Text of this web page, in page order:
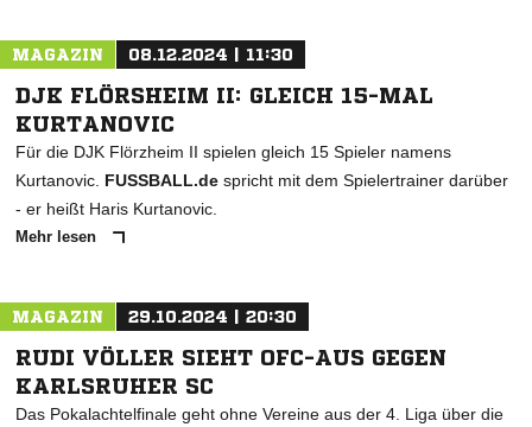
MAGAZIN 08.12.2024 | 11:30
DJK FLÖRSHEIM II: GLEICH 15-MAL
KURTANOVIC
Für die DJK Flörzheim II spielen gleich 15 Spieler namens
Kurtanovic. FUSSBALL.de spricht mit dem Spielertrainer darüber
- er heißt Haris Kurtanovic.
Mehr lesen
MAGAZIN 29.10.2024 | 20:30
RUDI VÖLLER SIEHT OFC-AUS GEGEN
KARLSRUHER SC
Das Pokalachtelfinale geht ohne Vereine aus der 4. Liga über die